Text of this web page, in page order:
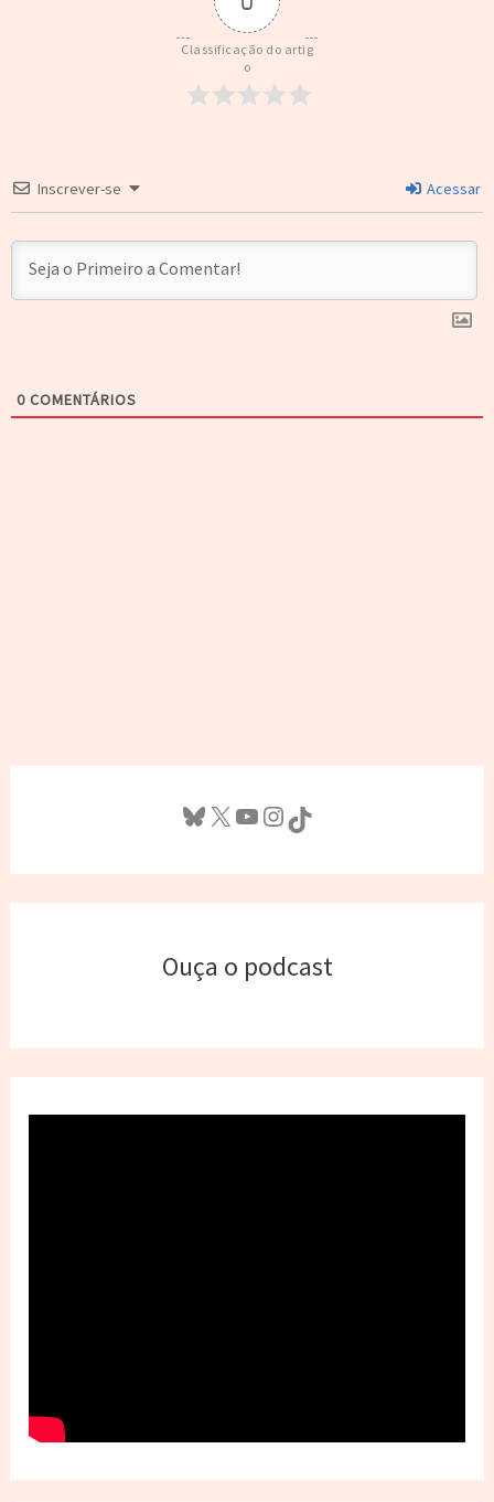
Classificação do artig
o
Inscrever-se Acessar
0 COMENTÁRIOS
Bluesky X Youtube InstagramTikTok
Ouça o podcast